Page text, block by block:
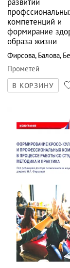
компетенций и
формирание
образа жизни
Фирсова, Балова,
Прометей
В КОРЗИНУ